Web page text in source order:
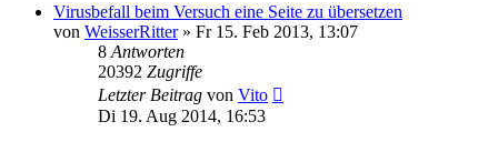
Virusbefall beim Versuch eine Seite zu übersetzen
von WeisserRitter» Fr 15. Feb 2013, 13:07
8 Antworten
20392 Zugriffe
Letzter Beitrag von Vito
Di 19. Aug 2014, 16:53